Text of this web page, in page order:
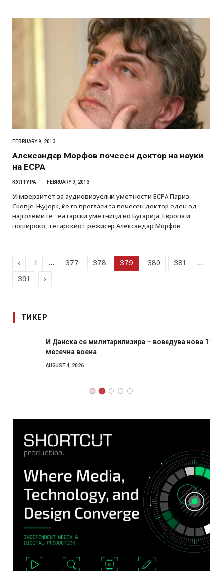
FEBRUARY 9, 2013
Александар Морфов почесен доктор на науки
на ЕСРА
КУЛТУРА FEBRUARY 9, 2013
Универзитет за аудиовизуелни уметности ЕСРА Париз-
Скопје-Њујорк, ќе го прогласи за почесен доктор еден од
најголемите театарски уметници во Бугарија, Европа и
пошироко, тетарскиот режисер Александар Морфов
Previous
1 … 377 378 379 380 381 …
391 Next
ТИКЕР
И Данска се милитарилизира – воведува нова 11-
месечна воена
AUGUST 4, 2026